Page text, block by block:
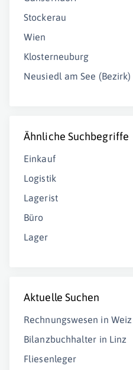
Stockerau
Wien
Klosterneuburg
Neusiedl am See (Bezirk)
Ähnliche Suchbegriffe
Einkauf
Logistik
Lagerist
Büro
Lager
Aktuelle Suchen
Rechnungswesen in
Bilanzbuchhalter in Linz
Fliesenleger